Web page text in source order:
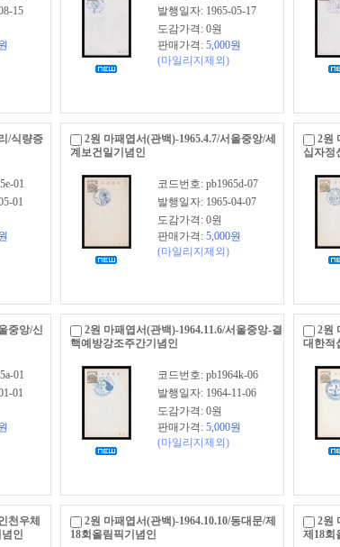
15
발행일자: 1965-05-17
도감가격: 0원
판매가격: 5,000원
(마일리지제외)
/식량증
01
01
2원 마패엽서(관백)-1965.4.7/서울중앙/세
계보건일기념인
코드번호: pb1965d-07
발행일자: 1965-04-07
도감가격: 0원
판매가격: 5,000원
(마일리지제외)
2원
십자정
중앙/신
01
01
2원 마패엽서(관백)-1964.11.6/서울중앙-결
핵예방강조주간기념인
코드번호: pb1964k-06
발행일자: 1964-11-06
도감가격: 0원
판매가격: 5,000원
(마일리지제외)
2원
대한적
천우체
인
2원 마패엽서(관백)-1964.10.10/동대문/제
18회올림픽기념인
2원
제18회